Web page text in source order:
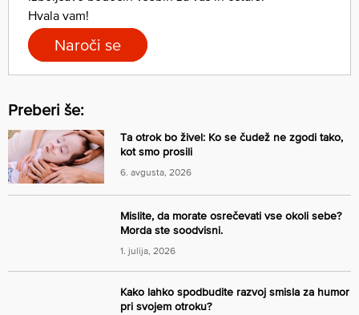
Hvala vam!
Naroči se
Preberi še:
Ta otrok bo živel: Ko se čudež ne zgodi tako,
kot smo prosili
6. avgusta, 2026
Mislite, da morate osrečevati vse okoli sebe?
Morda ste soodvisni.
1. julija, 2026
Kako lahko spodbudite razvoj smisla za humor
pri svojem otroku?